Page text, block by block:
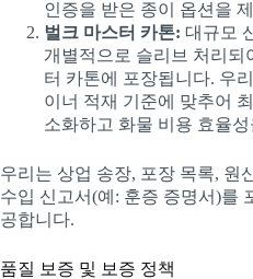
인증을 받은 종이 옵션을
벌크 마스터 카톤: 대규모
개별적으로 슬리브 처리되
터 카톤에 포장됩니다. 우
이너 적재 기준에 맞추어
소화하고 화물 비용 효율
우리는 상업 송장, 포장 목록, 원
수입 신고서(예: 훈증 증명서)를
공합니다.
품질 보증 및 보증 정책